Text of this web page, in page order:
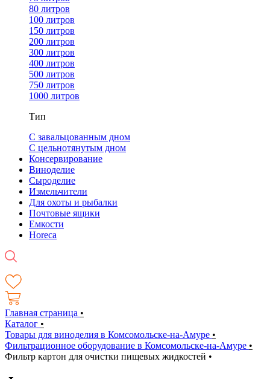
80 литров
100 литров
150 литров
200 литров
300 литров
400 литров
500 литров
750 литров
1000 литров
Тип
С завальцованным дном
С цельнотянутым дном
Консервирование
Виноделие
Сыроделие
Измельчители
Для охоты и рыбалки
Почтовые ящики
Емкости
Horeca
Главная страница •
Каталог •
Товары для виноделия в Комсомольске-на-Амуре •
Фильтрационное оборудование в Комсомольске-на-Амуре •
Фильтр картон для очистки пищевых жидкостей •